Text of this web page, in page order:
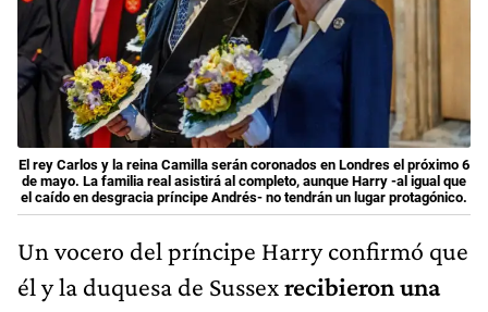
El rey Carlos y la reina Camilla serán coronados en Londres el próximo 6
de mayo. La familia real asistirá al completo, aunque Harry -al igual que
el caído en desgracia príncipe Andrés- no tendrán un lugar protagónico.
Un vocero del príncipe Harry confirmó que
él y la duquesa de Sussexrecibieron una